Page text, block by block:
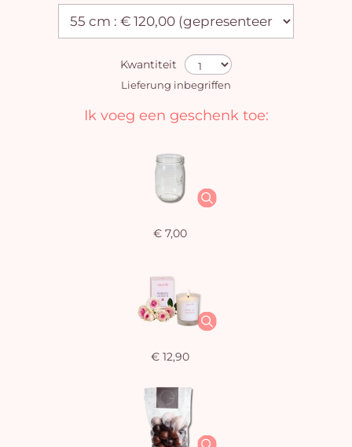
Kwantiteit
Lieferung inbegriffen
Ik voeg een geschenk toe:
€ 7,00
€ 12,90